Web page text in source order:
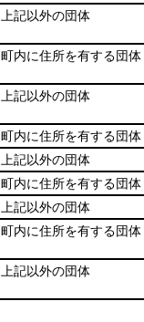
上記以外の団体
町内に住所を有する団体
上記以外の団体
町内に住所を有する団体
上記以外の団体
町内に住所を有する団体
上記以外の団体
町内に住所を有する団体
上記以外の団体